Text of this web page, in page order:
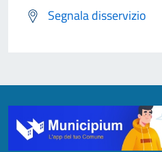
Segnala disservizio